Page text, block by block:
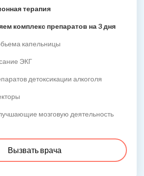
терапия
комплекс препаратов на 3 дня
капельницы
ЭКГ
детоксикации алкоголя
мозговую деятельность
Вызвать врача